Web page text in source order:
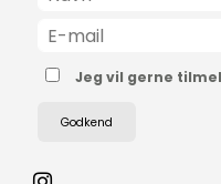
Jeg vil gerne
Godkend